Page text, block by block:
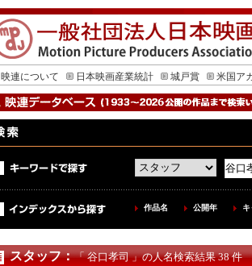
映連について 日本映画産業統計 城戸賞 米国ア
作品名 公開年
スタッフ：「 谷口孝司 」の人名検索結果 38 件